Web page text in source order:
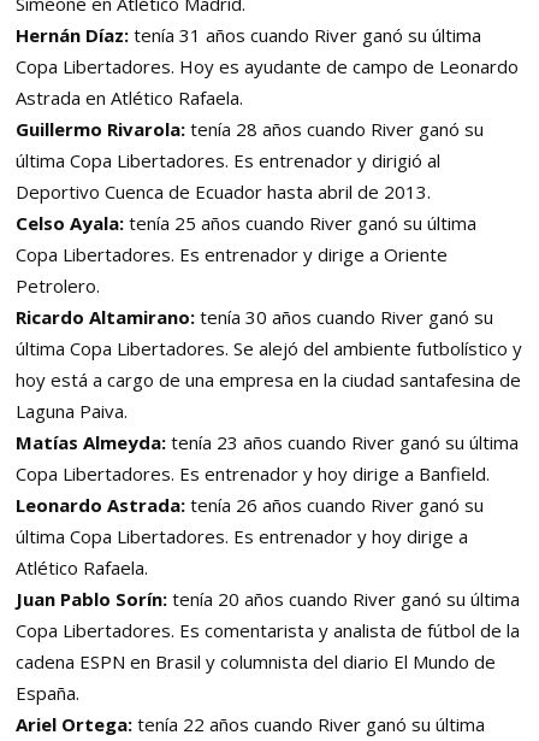
Hernán Díaz:tenía 31 años cuando River ganó su última
Copa Libertadores. Hoy es ayudante de campo de Leonardo
Astrada en Atlético Rafaela.
Guillermo Rivarola:tenía 28 años cuando River ganó su
última Copa Libertadores. Es entrenador y dirigió al
Deportivo Cuenca de Ecuador hasta abril de 2013.
Celso Ayala:tenía 25 años cuando River ganó su última
Copa Libertadores. Es entrenador y dirige a Oriente
Petrolero.
Ricardo Altamirano:tenía 30 años cuando River ganó su
última Copa Libertadores. Se alejó del ambiente futbolístico y
hoy está a cargo de una empresa en la ciudad santafesina de
Laguna Paiva.
Matías Almeyda:tenía 23 años cuando River ganó su última
Copa Libertadores. Es entrenador y hoy dirige a Banfield.
Leonardo Astrada:tenía 26 años cuando River ganó su
última Copa Libertadores. Es entrenador y hoy dirige a
Atlético Rafaela.
Juan Pablo Sorín:tenía 20 años cuando River ganó su última
Copa Libertadores. Es comentarista y analista de fútbol de la
cadena ESPN en Brasil y columnista del diario El Mundo de
España.
Ariel Ortega:tenía 22 años cuando River ganó su última